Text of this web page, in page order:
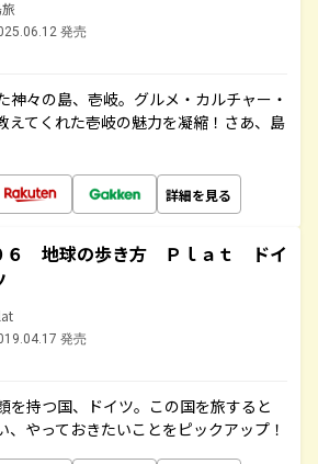
発売
神々の島、壱岐。グルメ・カルチャー・
えてくれた壱岐の魅力を凝縮！さあ、島
詳細を見る
６ 地球の歩き方 Ｐｌａｔ ドイ
発売
を持つ国、ドイツ。この国を旅すると
、やっておきたいことをピックアップ！